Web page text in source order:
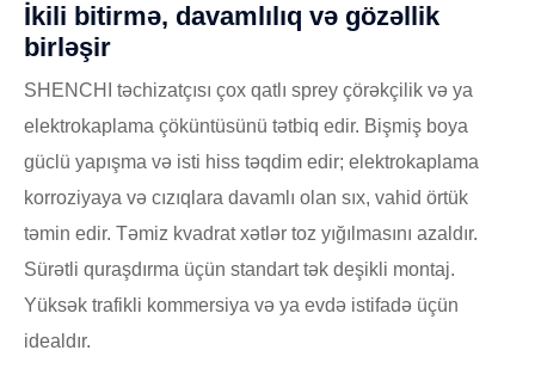
İkili bitirmə, davamlılıq və gözəllik
birləşir
SHENCHI təchizatçısı çox qatlı sprey çörəkçilik və ya
elektrokaplama çöküntüsünü tətbiq edir. Bişmiş boya
güclü yapışma və isti hiss təqdim edir; elektrokaplama
korroziyaya və cızıqlara davamlı olan sıx, vahid örtük
təmin edir. Təmiz kvadrat xətlər toz yığılmasını azaldır.
Sürətli quraşdırma üçün standart tək deşikli montaj.
Yüksək trafikli kommersiya və ya evdə istifadə üçün
idealdır.